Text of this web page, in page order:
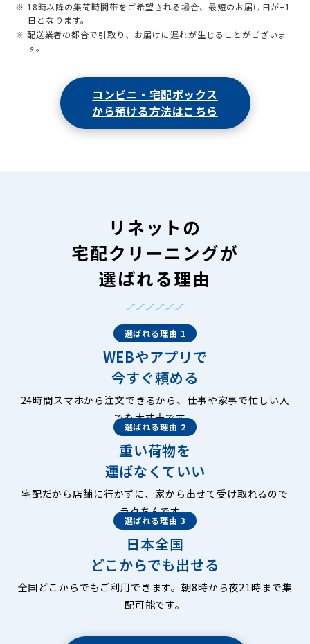
※ 18時以降の集荷時間帯をご希望される場合、最短のお届け日が+1
日となります。
※ 配送業者の都合で引取り、お届けに遅れが生じることがございま
す。
コンビニ・宅配ボックス
から預ける方法はこちら
リネットの
宅配クリーニングが
選ばれる理由
選ばれる理由 1
WEBやアプリで
今すぐ頼める
24時間スマホから注文できるから、仕事や家事で忙しい人
でも大丈夫です。
選ばれる理由 2
重い荷物を
運ばなくていい
宅配だから店舗に行かずに、家から出せて受け取れるので
ラクちんです。
選ばれる理由 3
日本全国
どこからでも出せる
全国どこからでもご利用できます。朝8時から夜21時まで集
配可能です。